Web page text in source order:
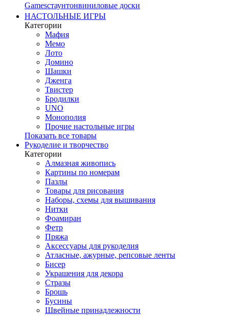
Gamesстаунтонвиниловые доски
НАСТОЛЬНЫЕ ИГРЫ
Категории
Мафия
Мемо
Лото
Домино
Шашки
Дженга
Твистер
Бродилки
UNO
Монополия
Прочие настольные игры
Показать все товары
Рукоделие и творчество
Категории
Алмазная живопись
Картины по номерам
Пазлы
Товары для рисования
Наборы, схемы для вышивания
Нитки
Фоамиран
Фетр
Пряжа
Аксессуары для рукоделия
Атласные, ажурные, репсовые ленты
Бисер
Украшения для декора
Стразы
Брошь
Бусины
Швейные принадлежности